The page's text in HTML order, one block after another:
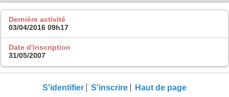
Dernière activité
03/04/2016 09h17
Date d'inscription
31/05/2007
S'identifier S'inscrire Haut de page